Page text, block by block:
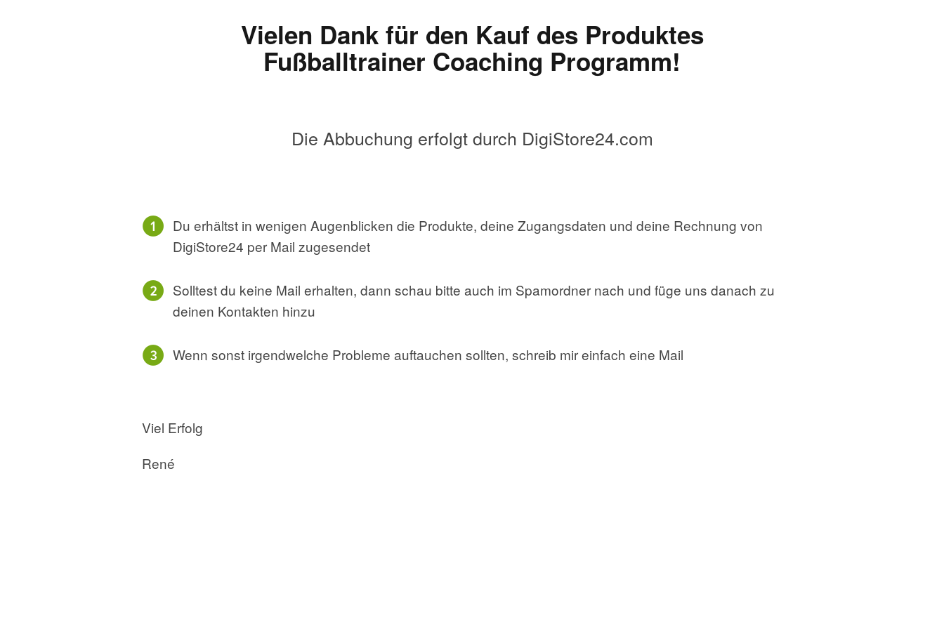
Vielen Dank für den Kauf des Produktes
Fußballtrainer Coaching Programm!
Die Abbuchung erfolgt durch DigiStore24.com
Du erhältst in wenigen Augenblicken die Produkte, deine Zugangsdaten und deine Rechnung von
DigiStore24 per Mail zugesendet
Solltest du keine Mail erhalten, dann schau bitte auch im Spamordner nach und füge uns danach zu
deinen Kontakten hinzu
Wenn sonst irgendwelche Probleme auftauchen sollten, schreib mir einfach eine Mail
Viel Erfolg
René